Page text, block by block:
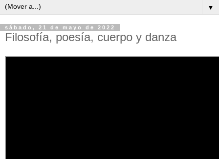
▼
sábado, 21 de mayo de 2022
Filosofía, poesía, cuerpo y danza